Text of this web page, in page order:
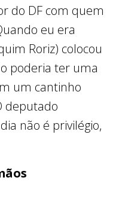
do DF com quem
eu era
Roriz) colocou
poderia ter uma
um cantinho
deputado
não é privilégio,